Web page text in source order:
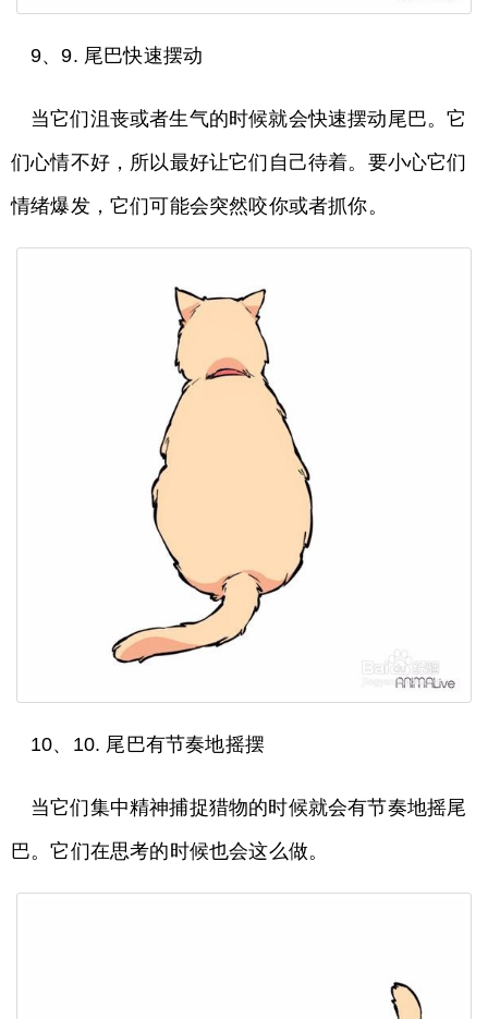
9、9. 尾巴快速摆动
当它们沮丧或者生气的时候就会快速摆动尾巴。它
们心情不好，所以最好让它们自己待着。要小心它们
情绪爆发，它们可能会突然咬你或者抓你。
10、10. 尾巴有节奏地摇摆
当它们集中精神捕捉猎物的时候就会有节奏地摇尾
巴。它们在思考的时候也会这么做。